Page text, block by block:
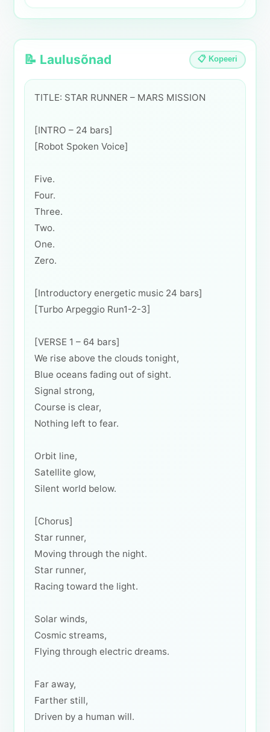
📝 Laulusõnad 📋 Kopeeri
TITLE: STAR RUNNER – MARS MISSION
[INTRO – 24 bars]
[Robot Spoken Voice]
Five.
Four.
Three.
Two.
One.
Zero.
[Introductory energetic music 24 bars]
[Turbo Arpeggio Run1-2-3]
[VERSE 1 – 64 bars]
We rise above the clouds tonight,
Blue oceans fading out of sight.
Signal strong,
Course is clear,
Nothing left to fear.
Orbit line,
Satellite glow,
Silent world below.
[Chorus]
Star runner,
Moving through the night.
Star runner,
Racing toward the light.
Solar winds,
Cosmic streams,
Flying through electric dreams.
Far away,
Farther still,
Driven by a human will.